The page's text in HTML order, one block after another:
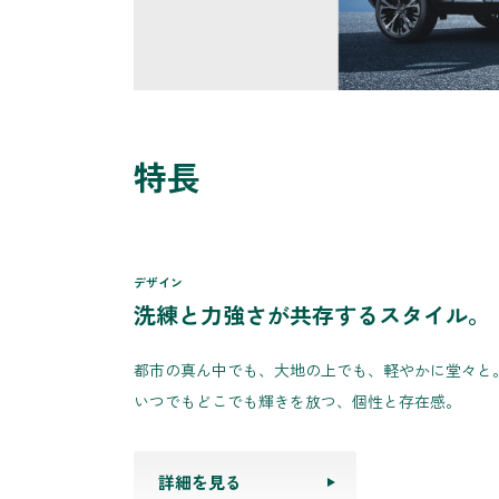
特長
デザイン
洗練と力強さが共存するスタイル。
都市の真ん中でも、大地の上でも、軽やかに堂々と
いつでもどこでも輝きを放つ、個性と存在感。
詳細を見る